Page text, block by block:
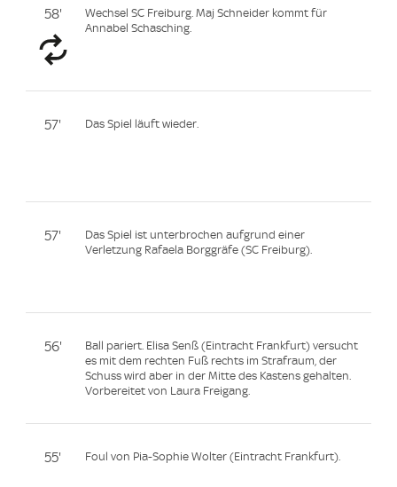
58'
Wechsel SC Freiburg. Maj Schneider kommt für
Annabel Schasching.
57' Das Spiel läuft wieder.
57'
Das Spiel ist unterbrochen aufgrund einer
Verletzung Rafaela Borggräfe (SC Freiburg).
56'
Ball pariert. Elisa Senß (Eintracht Frankfurt) versucht
es mit dem rechten Fuß rechts im Strafraum, der
Schuss wird aber in der Mitte des Kastens gehalten.
Vorbereitet von Laura Freigang.
55' Foul von Pia-Sophie Wolter (Eintracht Frankfurt).